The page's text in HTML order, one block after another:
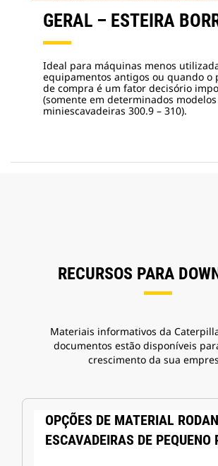
GERAL – ESTEIRA
Ideal para máquinas menos
equipamentos antigos ou quando o
de compra é um fator decisório
(somente em determinados
miniescavadeiras 300.9 – 310).
RECURSOS PARA
Materiais informativos da
documentos estão disponíveis
crescimento da sua
OPÇÕES DE MATERIAL
ESCAVADEIRAS DE PEQUENO